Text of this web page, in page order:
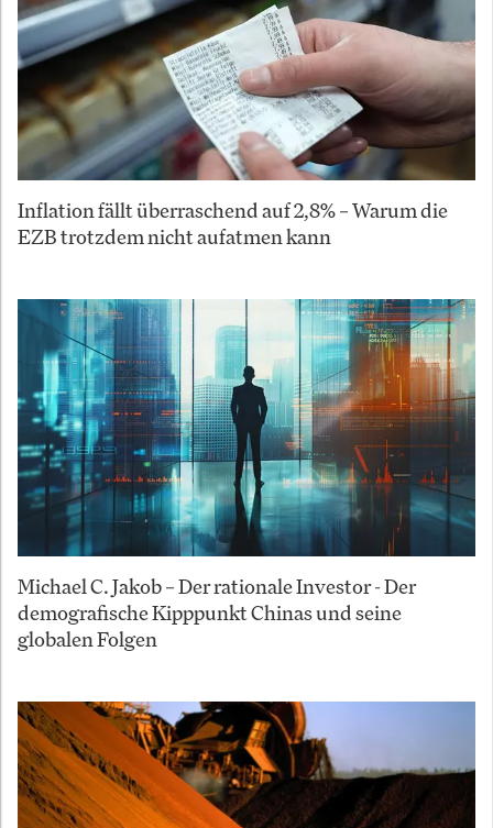
Inflation fällt überraschend auf 2,8% – Warum die
EZB trotzdem nicht aufatmen kann
Michael C. Jakob – Der rationale Investor - Der
demografische Kipppunkt Chinas und seine
globalen Folgen